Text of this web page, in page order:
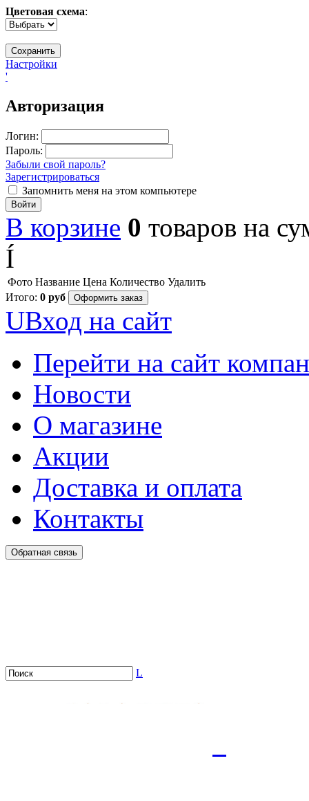
Цветовая схема:
Настройки
'
Авторизация
Логин:
Пароль:
Забыли свой пароль?
Зарегистрироваться
Запомнить меня на этом компьютере
Войти
В корзине 0 товаров на
Í
Фото Название Цена Количество Удалить
Итого: 0 руб Оформить заказ
UВход на сайт
Перейти на сайт
Новости
О магазине
Акции
Доставка и оплата
Контакты
Обратная связь
L